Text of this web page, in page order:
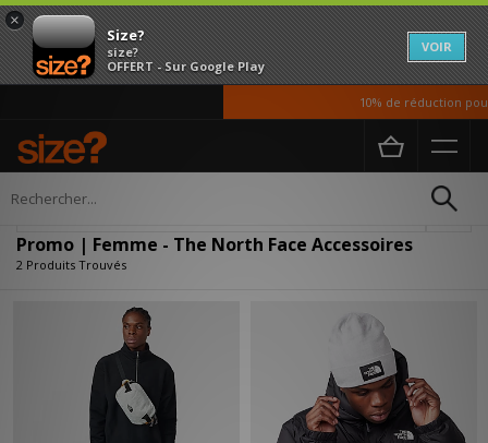
×
Size?
size?
OFFERT - Sur Google Play
VOIR
10% de réduction
Accueil Femme
Promo | Femme - The North Face Accessoires
2 Produits Trouvés